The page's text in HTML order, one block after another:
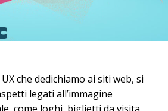
che dedichiamo ai siti web, si
legati all’immagine